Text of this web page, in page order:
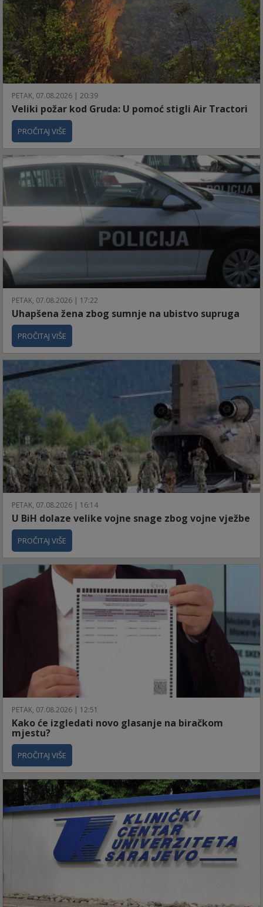
PETAK, 07.08.2026 | 20:39
Veliki požar kod Gruda: U pomoć stigli Air Tractori
PROČITAJ VIŠE
PETAK, 07.08.2026 | 17:22
Uhapšena žena zbog sumnje na ubistvo supruga
PROČITAJ VIŠE
PETAK, 07.08.2026 | 16:14
U BiH dolaze velike vojne snage zbog vojne vježbe
PROČITAJ VIŠE
PETAK, 07.08.2026 | 12:51
Kako će izgledati novo glasanje na biračkom
mjestu?
PROČITAJ VIŠE